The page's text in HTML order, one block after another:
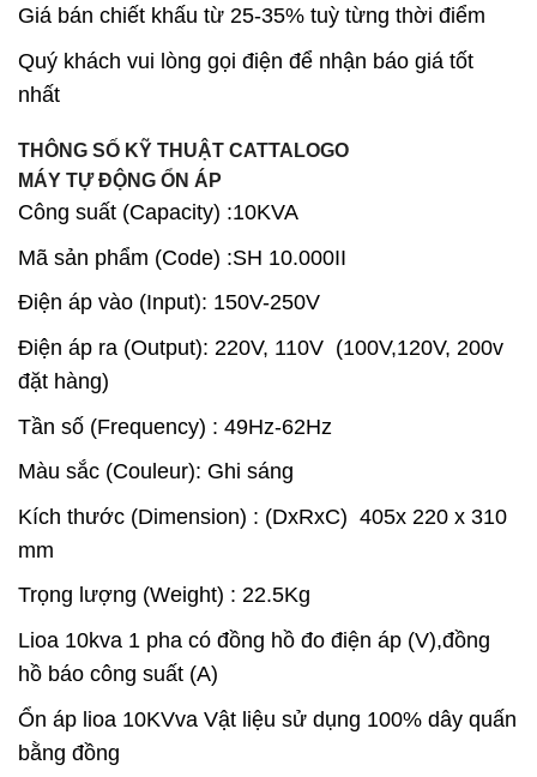
Giá bán chiết khấu từ 25-35% tuỳ từng thời điểm
Quý khách vui lòng gọi điện để nhận báo giá tốt
nhất
THÔNG SỐ KỸ THUẬT CATTALOGO
MÁY TỰ ĐỘNG ỔN ÁP
Công suất (Capacity) :10KVA
Mã sản phẩm (Code) :SH 10.000II
Điện áp vào (Input): 150V-250V
Điện áp ra (Output): 220V, 110V (100V,120V, 200v
đặt hàng)
Tần số (Frequency) : 49Hz-62Hz
Màu sắc (Couleur): Ghi sáng
Kích thước (Dimension) : (DxRxC) 405x 220 x 310
mm
Trọng lượng (Weight) : 22.5Kg
Lioa 10kva 1 pha có đồng hồ đo điện áp (V),đồng
hồ báo công suất (A)
Ổn áp lioa 10KVva Vật liệu sử dụng 100% dây quấn
bằng đồng